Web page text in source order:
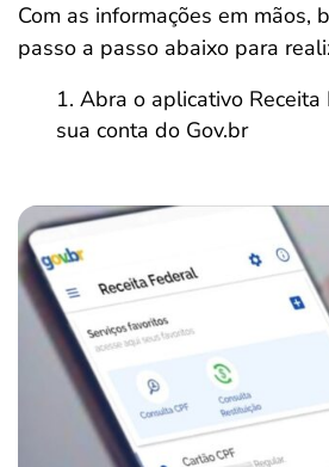
Com as informações em mãos,
passo a passo abaixo para
Abra o aplicativo Receita
sua conta do Gov.br